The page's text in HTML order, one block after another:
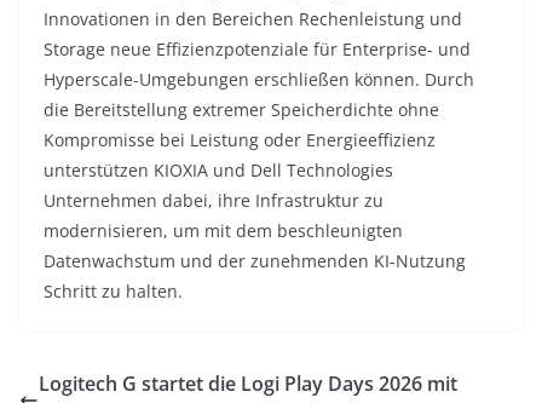
Innovationen in den Bereichen Rechenleistung und
Storage neue Effizienzpotenziale für Enterprise- und
Hyperscale-Umgebungen erschließen können. Durch
die Bereitstellung extremer Speicherdichte ohne
Kompromisse bei Leistung oder Energieeffizienz
unterstützen KIOXIA und Dell Technologies
Unternehmen dabei, ihre Infrastruktur zu
modernisieren, um mit dem beschleunigten
Datenwachstum und der zunehmenden KI-Nutzung
Schritt zu halten.
Logitech G startet die Logi Play Days 2026 mit